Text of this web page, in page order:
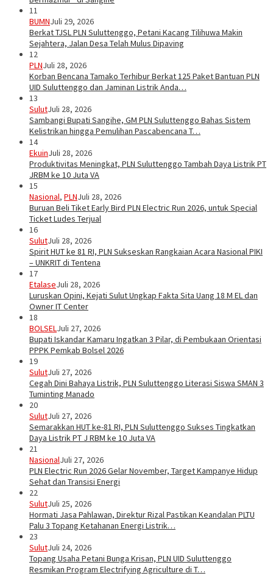
11
BUMNJuli 29, 2026
Berkat TJSL PLN Suluttenggo, Petani Kacang Tilihuwa Makin
Sejahtera, Jalan Desa Telah Mulus Dipaving
12
PLNJuli 28, 2026
Korban Bencana Tamako Terhibur Berkat 125 Paket Bantuan PLN
UID Suluttenggo dan Jaminan Listrik Anda…
13
SulutJuli 28, 2026
Sambangi Bupati Sangihe, GM PLN Suluttenggo Bahas Sistem
Kelistrikan hingga Pemulihan Pascabencana T…
14
EkuinJuli 28, 2026
Produktivitas Meningkat, PLN Suluttenggo Tambah Daya Listrik PT
JRBM ke 10 Juta VA
15
Nasional, PLNJuli 28, 2026
Buruan Beli Tiket Early Bird PLN Electric Run 2026, untuk Special
Ticket Ludes Terjual
16
SulutJuli 28, 2026
Spirit HUT ke 81 RI, PLN Sukseskan Rangkaian Acara Nasional PIKI
– UNKRIT di Tentena
17
EtalaseJuli 28, 2026
Luruskan Opini, Kejati Sulut Ungkap Fakta Sita Uang 18 M EL dan
Owner IT Center
18
BOLSELJuli 27, 2026
Bupati Iskandar Kamaru Ingatkan 3 Pilar, di Pembukaan Orientasi
PPPK Pemkab Bolsel 2026
19
SulutJuli 27, 2026
Cegah Dini Bahaya Listrik, PLN Suluttenggo Literasi Siswa SMAN 3
Tuminting Manado
20
SulutJuli 27, 2026
Semarakkan HUT ke-81 RI, PLN Suluttenggo Sukses Tingkatkan
Daya Listrik PT J RBM ke 10 Juta VA
21
NasionalJuli 27, 2026
PLN Electric Run 2026 Gelar November, Target Kampanye Hidup
Sehat dan Transisi Energi
22
SulutJuli 25, 2026
Hormati Jasa Pahlawan, Direktur Rizal Pastikan Keandalan PLTU
Palu 3 Topang Ketahanan Energi Listrik…
23
SulutJuli 24, 2026
Topang Usaha Petani Bunga Krisan, PLN UID Suluttenggo
Resmikan Program Electrifying Agriculture di T…